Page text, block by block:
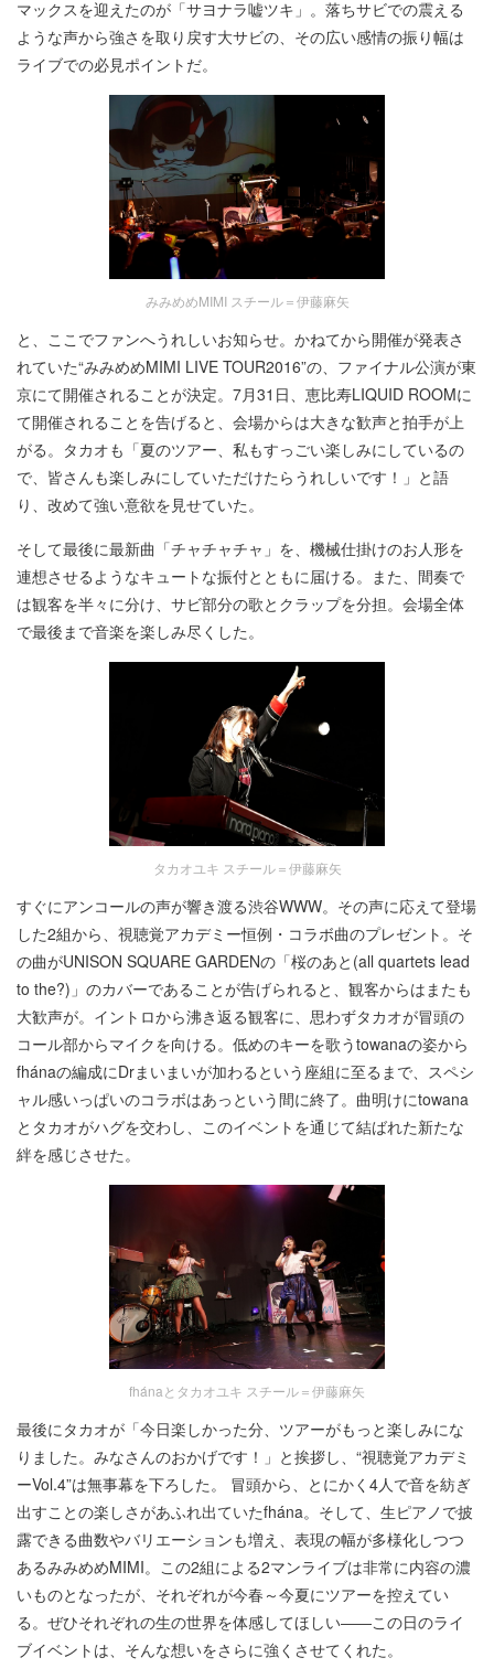
マックスを迎えたのが「サヨナラ嘘ツキ」。落ちサビでの震える
ような声から強さを取り戻す大サビの、その広い感情の振り幅は
ライブでの必見ポイントだ。
みみめめMIMI スチール＝伊藤麻矢
と、ここでファンへうれしいお知らせ。かねてから開催が発表さ
れていた“みみめめMIMI LIVE TOUR2016”の、ファイナル公演が東
京にて開催されることが決定。7月31日、恵比寿LIQUID ROOMに
て開催されることを告げると、会場からは大きな歓声と拍手が上
がる。タカオも「夏のツアー、私もすっごい楽しみにしているの
で、皆さんも楽しみにしていただけたらうれしいです！」と語
り、改めて強い意欲を見せていた。
そして最後に最新曲「チャチャチャ」を、機械仕掛けのお人形を
連想させるようなキュートな振付とともに届ける。また、間奏で
は観客を半々に分け、サビ部分の歌とクラップを分担。会場全体
で最後まで音楽を楽しみ尽くした。
タカオユキ スチール＝伊藤麻矢
すぐにアンコールの声が響き渡る渋谷WWW。その声に応えて登場
した2組から、視聴覚アカデミー恒例・コラボ曲のプレゼント。そ
の曲がUNISON SQUARE GARDENの「桜のあと(all quartets lead
to the?)」のカバーであることが告げられると、観客からはまたも
大歓声が。イントロから沸き返る観客に、思わずタカオが冒頭の
コール部からマイクを向ける。低めのキーを歌うtowanaの姿から
fhánaの編成にDrまいまいが加わるという座組に至るまで、スペシ
ャル感いっぱいのコラボはあっという間に終了。曲明けにtowana
とタカオがハグを交わし、このイベントを通じて結ばれた新たな
絆を感じさせた。
fhánaとタカオユキ スチール＝伊藤麻矢
最後にタカオが「今日楽しかった分、ツアーがもっと楽しみにな
りました。みなさんのおかげです！」と挨拶し、“視聴覚アカデミ
ーVol.4”は無事幕を下ろした。 冒頭から、とにかく4人で音を紡ぎ
出すことの楽しさがあふれ出ていたfhána。そして、生ピアノで披
露できる曲数やバリエーションも増え、表現の幅が多様化しつつ
あるみみめめMIMI。この2組による2マンライブは非常に内容の濃
いものとなったが、それぞれが今春～今夏にツアーを控えてい
る。ぜひそれぞれの生の世界を体感してほしい――この日のライ
ブイベントは、そんな想いをさらに強くさせてくれた。